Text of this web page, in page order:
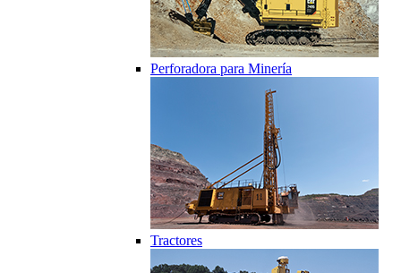
Perforadora para Minería
Tractores